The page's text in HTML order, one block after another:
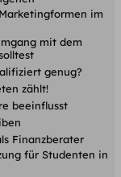
im
mit dem
genug?
zählt!
beeinflusst
Finanzberater
für Studenten in